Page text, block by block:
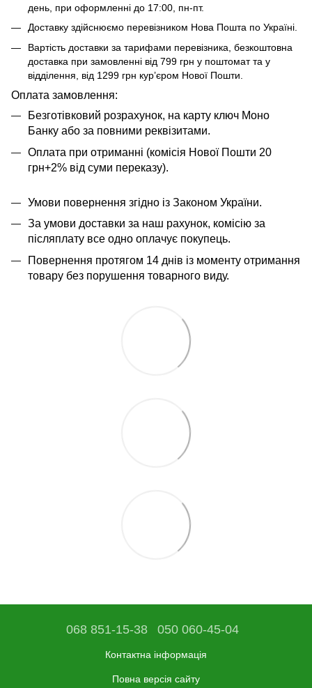
день, при оформленні до 17:00, пн-пт.
Доставку здійснюємо перевізником Нова Пошта по Україні.
Вартість доставки за тарифами перевізника, безкоштовна
доставка при замовленні від 799 грн у поштомат та у
відділення, від 1299 грн кур’єром Нової Пошти.
​​​​Оплата замовлення:
Безготівковий розрахунок, на карту ключ Моно
Банку або за повними реквізитами.
Оплата при отриманні (комісія Нової Пошти 20
грн+2% від суми переказу).
Умови повернення згідно із Законом України.
За умови доставки за наш рахунок, комісію за
післяплату все одно оплачує покупець.
Повернення протягом 14 днів із моменту отримання
товару без порушення товарного виду.
068 851-15-38 050 060-45-04
Контактна інформація
Повна версія сайту